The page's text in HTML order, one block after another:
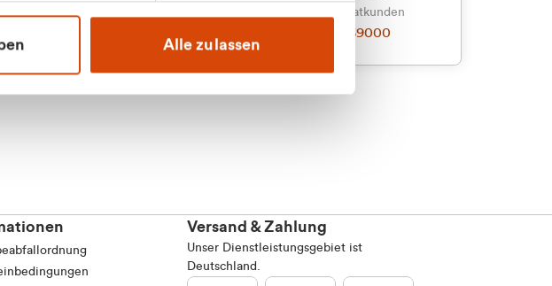
Alle zulassen
Vertrieb - Privatkunden
0216 237 69000
Versand & Zahlung
Unser Dienstleistungsgebiet ist
Deutschland.